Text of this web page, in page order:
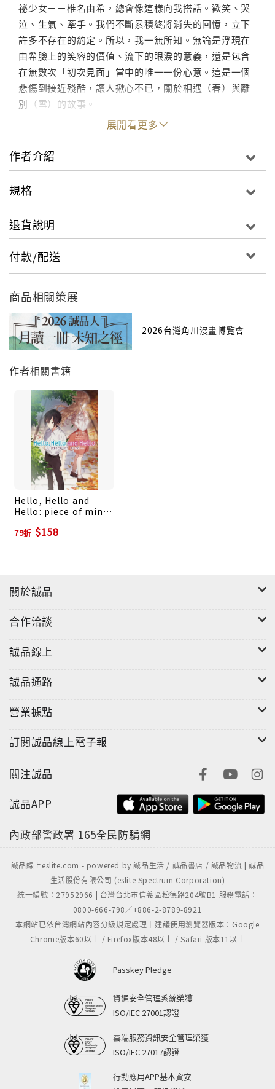
祕少女－－椎名由希，總會像這樣向我搭話。歡笑、哭
泣、生氣、牽手。我們不斷累積終將消失的回憶，立下
許多不存在的約定。所以，我一無所知。無論是浮現在
由希臉上的笑容的價值、流下的眼淚的意義，還是包含
在無數次「初次見面」當中的唯一一份心意。這是一個
悲傷到接近殘酷，讓人揪心不已，關於相遇（春）與離
別（雪）的故事。
展開看更多
作者介紹
規格
退貨說明
付款/配送
商品相關策展
2026台灣角川漫畫博覽會
作者相關書籍
Hello, Hello and
Hello: piece of mind
79折 $158
關於誠品
合作洽談
誠品線上
誠品通路
營業據點
訂閱誠品線上電子報
關注誠品
誠品APP
內政部警政署 165全民防騙網
誠品線上eslite.com - powered by 誠品生活 / 誠品書店 / 誠品物流 | 誠品
生活股份有限公司 (eslite Spectrum Corporation)
統一編號：27952966 | 台灣台北市信義區松德路204號B1 服務電話：
0800-666-798／+886-2-8789-8921
本網站已依台灣網站內容分級規定處理｜建議使用瀏覽器版本：Google
Chrome版本60以上 / Firefox版本48以上 / Safari 版本11以上
Passkey Pledge
資通安全管理系統榮獲
ISO/IEC 27001認證
雲端服務資訊安全管理榮獲
ISO/IEC 27017認證
行動應用APP基本資安